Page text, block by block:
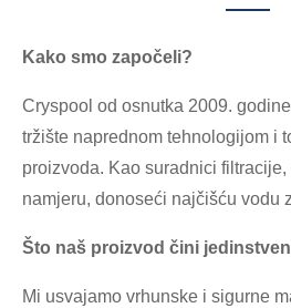
Kako smo započeli?
Cryspool od osnutka 2009.
tržište naprednom tehnologijom i
proizvoda. Kao suradnici
namjeru, donoseći najčišću vodu
Što naš proizvod čini
Mi usvajamo vrhunske i sigurne